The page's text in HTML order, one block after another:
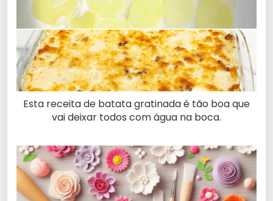
Esta receita de batata gratinada é tão boa que
vai deixar todos com água na boca.